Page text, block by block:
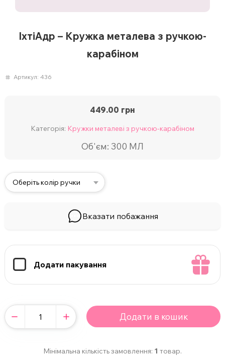
ІхтіАдр – Кружка металева з ручкою-
карабіном
Артикул: 436
449.00 грн
Категорія: Кружки металеві з ручкою-карабіном
Об'єм: 300 МЛ
Оберіть колір ручки
Вказати побажання
Додати пакування
Додати в кошик
Мінімальна кількість замовлення: 1 товар.